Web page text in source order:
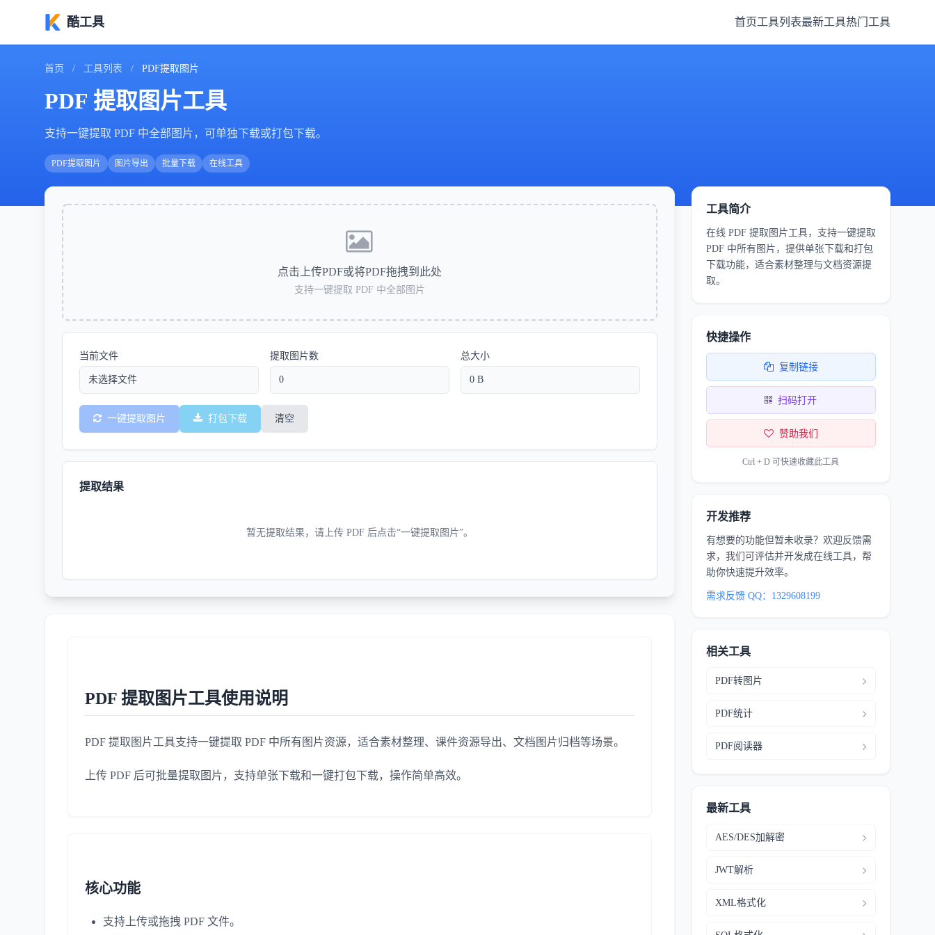
酷工具 首页工具列表最新工具热门工具
首页 / 工具列表 / PDF提取图片
PDF 提取图片工具
支持一键提取 PDF 中全部图片，可单独下载或打包下载。
PDF提取图片 图片导出 批量下载 在线工具
点击上传PDF或将PDF拖拽到此处
支持一键提取 PDF 中全部图片
当前文件
未选择文件
提取图片数
0
总大小
0 B
一键提取图片 打包下载 清空
提取结果
暂无提取结果，请上传 PDF 后点击“一键提取图片”。
PDF 提取图片工具使用说明
PDF 提取图片工具支持一键提取 PDF 中所有图片资源，适合素材整理、课件资源导出、文档图片归档等场景。
上传 PDF 后可批量提取图片，支持单张下载和一键打包下载，操作简单高效。
核心功能
支持上传或拖拽 PDF 文件。
工具简介
在线 PDF 提取图片工具，支持一键提取
PDF 中所有图片，提供单张下载和打包
下载功能，适合素材整理与文档资源提
取。
快捷操作
复制链接
扫码打开
赞助我们
Ctrl + D 可快速收藏此工具
开发推荐
有想要的功能但暂未收录？欢迎反馈需
求，我们可评估并开发成在线工具，帮
助你快速提升效率。
需求反馈 QQ：1329608199
相关工具
PDF转图片
PDF统计
PDF阅读器
最新工具
AES/DES加解密
JWT解析
XML格式化